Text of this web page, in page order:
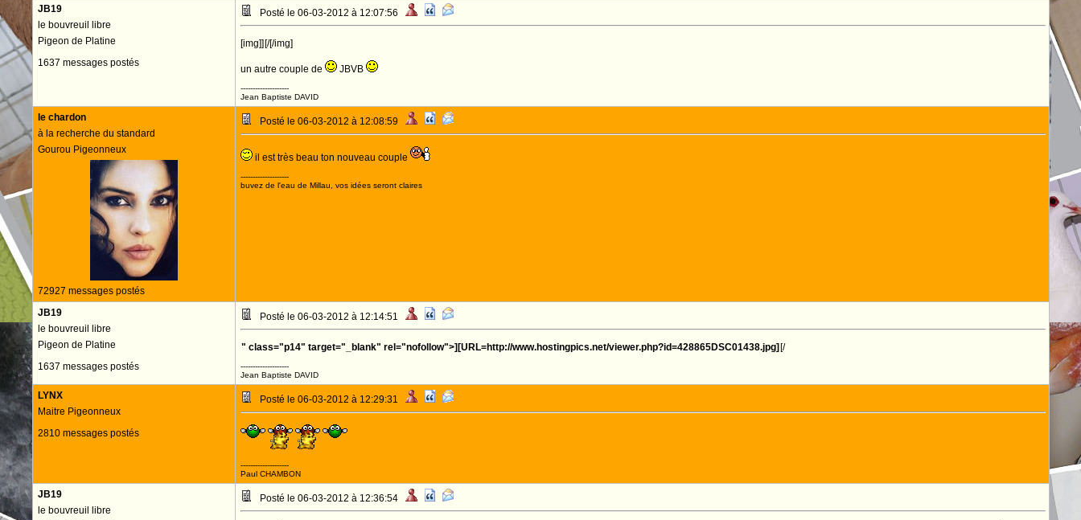
JB19
le bouvreuil libre
Pigeon de Platine
1637 messages postés
Posté le 06-03-2012 à 12:07:56
[img]] [/[/img]
un autre couple de JBVB
--------------------
Jean Baptiste DAVID
le chardon
à la recherche du standard
Gourou Pigeonneux
72927 messages postés
Posté le 06-03-2012 à 12:08:59
il est très beau ton nouveau couple
--------------------
buvez de l'eau de Millau, vos idées seront claires
JB19
le bouvreuil libre
Pigeon de Platine
1637 messages postés
Posté le 06-03-2012 à 12:14:51
" class="p14" target="_blank" rel="nofollow">][URL=http://www.hostingpics.net/viewer.php?id=428865DSC01438.jpg] [/
--------------------
Jean Baptiste DAVID
LYNX
Maitre Pigeonneux
2810 messages postés
Posté le 06-03-2012 à 12:29:31
--------------------
Paul CHAMBON
JB19
le bouvreuil libre
Posté le 06-03-2012 à 12:36:54